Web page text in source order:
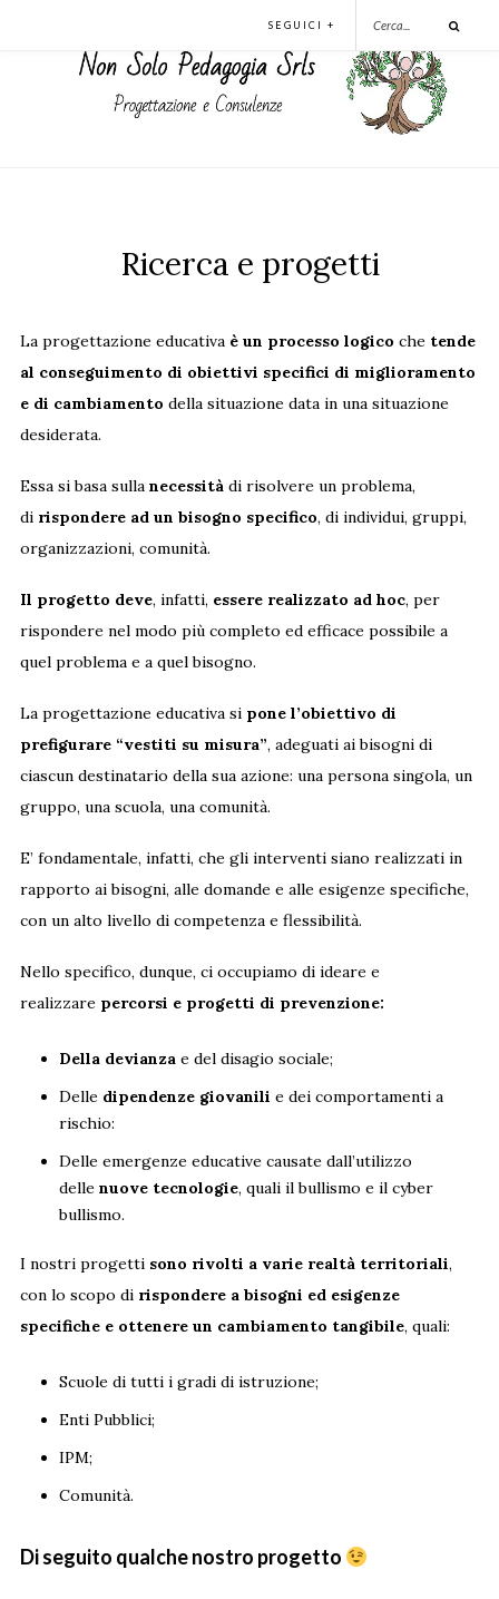
SEGUICI +
Ricerca e progetti
La progettazione educativa è un processo logico che tende
al conseguimento di obiettivi specifici di miglioramento
e di cambiamento della situazione data in una situazione
desiderata.
Essa si basa sulla necessitàdi risolvere un problema,
di rispondere ad un bisogno specifico, di individui, gruppi,
organizzazioni, comunità.
Il progetto deve, infatti, essere realizzato ad hoc, per
rispondere nel modo più completo ed efficace possibile a
quel problema e a quel bisogno.
La progettazione educativa si pone l’obiettivo di
prefigurare “vestiti su misura”, adeguati ai bisogni di
ciascun destinatario della sua azione: una persona singola, un
gruppo, una scuola, una comunità.
E’ fondamentale, infatti, che gli interventi siano realizzati in
rapporto ai bisogni, alle domande e alle esigenze specifiche,
con un alto livello di competenza e flessibilità.
Nello specifico, dunque, ci occupiamo di ideare e
realizzare percorsi e progetti di prevenzione:
Della devianzae del disagio sociale;
Delle dipendenze giovanili e dei comportamenti a
rischio:
Delle emergenze educative causate dall’utilizzo
delle nuove tecnologie, quali il bullismo e il cyber
bullismo.
I nostri progetti sono rivolti a varie realtà territoriali,
con lo scopo di rispondere a bisogni ed esigenze
specifiche e ottenere un cambiamento tangibile, quali:
Scuole di tutti i gradi di istruzione;
Enti Pubblici;
IPM;
Comunità.
Di seguito qualche nostro progetto